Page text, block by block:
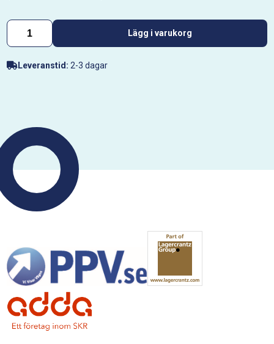
Lägg i varukorg
Leveranstid: 2-3 dagar